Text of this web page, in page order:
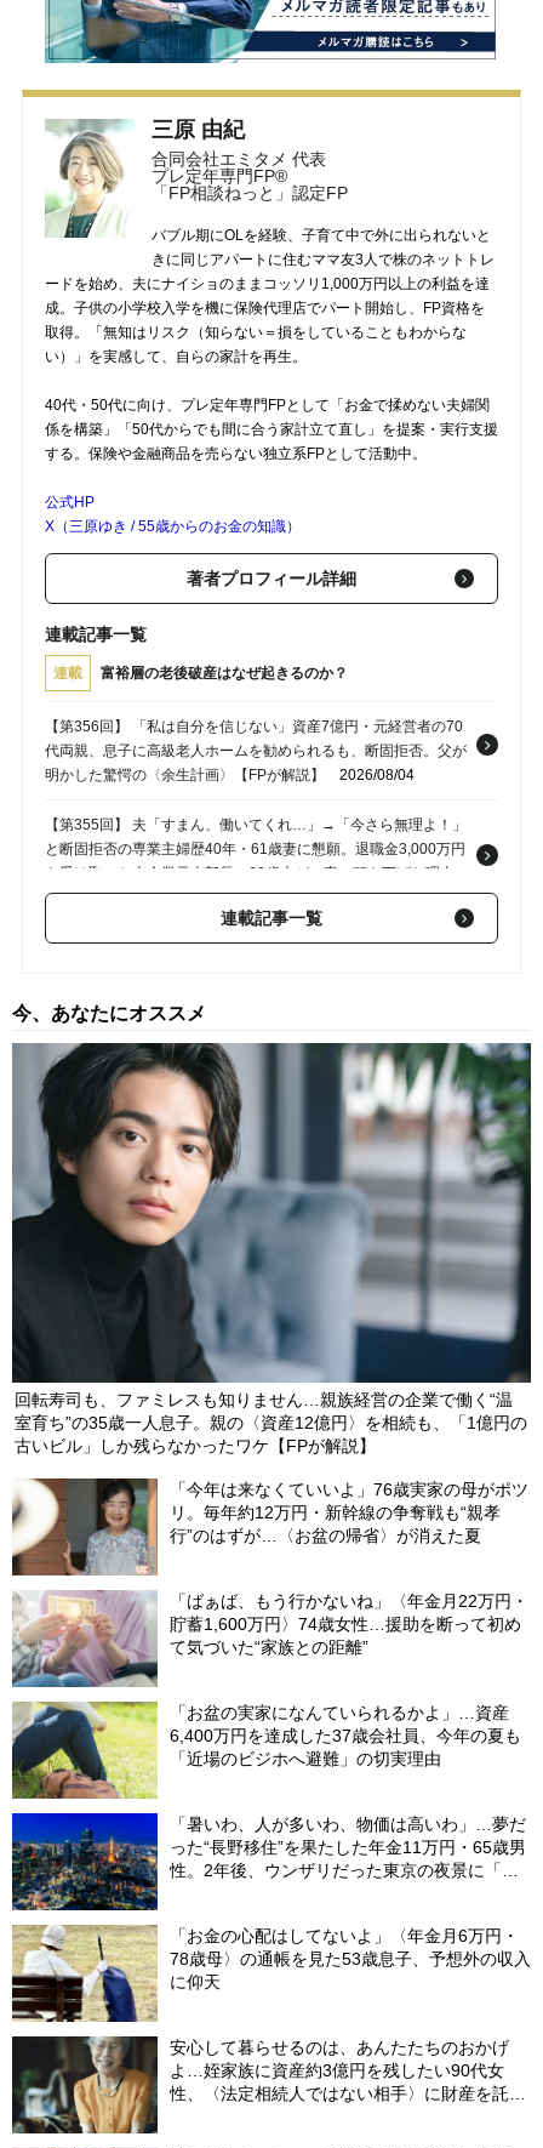
三原 由紀
合同会社エミタメ 代表
プレ定年専門FP®
「FP相談ねっと」認定FP
バブル期にOLを経験、子育て中で外に出られないと
きに同じアパートに住むママ友3人で株のネットトレ
ードを始め、夫にナイショのままコッソリ1,000万円以上の利益を達
成。子供の小学校入学を機に保険代理店でパート開始し、FP資格を
取得。「無知はリスク（知らない＝損をしていることもわからな
い）」を実感して、自らの家計を再生。
40代・50代に向け、プレ定年専門FPとして「お金で揉めない夫婦関
係を構築」「50代からでも間に合う家計立て直し」を提案・実行支援
する。保険や金融商品を売らない独立系FPとして活動中。
公式HP
X（三原ゆき / 55歳からのお金の知識）
著者プロフィール詳細
連載記事一覧
連載 富裕層の老後破産はなぜ起きるのか？
【第356回】 「私は自分を信じない」資産7億円・元経営者の70
代両親、息子に高級老人ホームを勧められるも、断固拒否。父が
明かした驚愕の〈余生計画〉【FPが解説】
2026/08/04
【第355回】 夫「すまん、働いてくれ…」→「今さら無理よ！」
と断固拒否の専業主婦歴40年・61歳妻に懇願。退職金3,000万円
を受け取った大企業元本部長の69歳夫が、妻に頭を下げた理由
【FPが解説】2026/07/31
【第354回】 いまさら、そんなのありかよ…退職金2,000万円・
【第353回】 「真面目に生きてきたのに…」年金35万円の66歳
元公務員夫婦、〈退職金計4,000万円〉が定年後わずか1年で“消
えた”ワケ【FPが警鐘】2026/07/27
【第352回】 「やりやがったな！」離婚後、年金機構から届い
た“衝撃の封書”…年金300万円・65歳夫だけを老後破産危機に陥
らせた、年下妻からの容赦ない一撃【FPが解説】
連載記事一覧
今、あなたにオススメ
回転寿司も、ファミレスも知りません…親族経営の企業で働く“温
室育ち”の35歳一人息子。親の〈資産12億円〉を相続も、「1億円の
古いビル」しか残らなかったワケ【FPが解説】
「今年は来なくていいよ」76歳実家の母がポツ
リ。毎年約12万円・新幹線の争奪戦も“親孝
行”のはずが…〈お盆の帰省〉が消えた夏
「ばぁば、もう行かないね」〈年金月22万円・
貯蓄1,600万円〉74歳女性…援助を断って初め
て気づいた“家族との距離”
「お盆の実家になんていられるかよ」…資産
6,400万円を達成した37歳会社員、今年の夏も
「近場のビジホへ避難」の切実理由
「暑いわ、人が多いわ、物価は高いわ」…夢だ
った“長野移住”を果たした年金11万円・65歳男
性。2年後、ウンザリだった東京の夜景に「癒
「お金の心配はしてないよ」〈年金月6万円・
78歳母〉の通帳を見た53歳息子、予想外の収入
に仰天
安心して暮らせるのは、あんたたちのおかげ
よ…姪家族に資産約3億円を残したい90代女
性、〈法定相続人ではない相手〉に財産を託せ